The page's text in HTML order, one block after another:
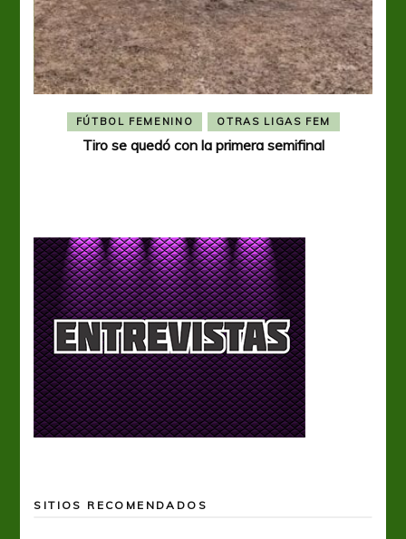
FÚTBOL FEMENINO OTRAS LIGAS FEM
Tiro se quedó con la primera semifinal
SITIOS RECOMENDADOS